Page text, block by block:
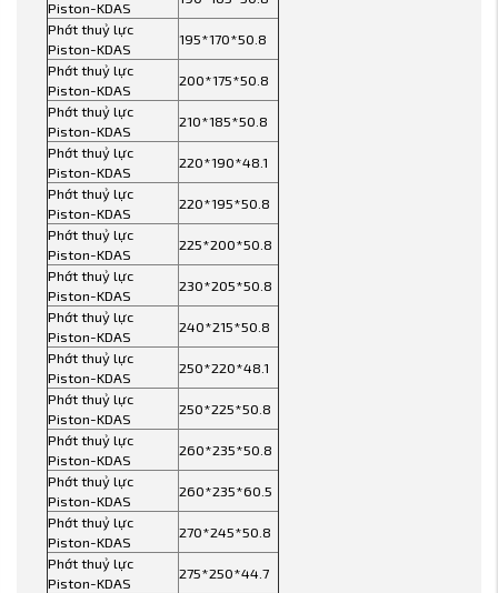
Piston-KDAS
Phớt thuỷ lực
Piston-KDAS
195*170*50.8
Phớt thuỷ lực
Piston-KDAS
200*175*50.8
Phớt thuỷ lực
Piston-KDAS
210*185*50.8
Phớt thuỷ lực
Piston-KDAS
220*190*48.1
Phớt thuỷ lực
Piston-KDAS
220*195*50.8
Phớt thuỷ lực
Piston-KDAS
225*200*50.8
Phớt thuỷ lực
Piston-KDAS
230*205*50.8
Phớt thuỷ lực
Piston-KDAS
240*215*50.8
Phớt thuỷ lực
Piston-KDAS
250*220*48.1
Phớt thuỷ lực
Piston-KDAS
250*225*50.8
Phớt thuỷ lực
Piston-KDAS
260*235*50.8
Phớt thuỷ lực
Piston-KDAS
260*235*60.5
Phớt thuỷ lực
Piston-KDAS
270*245*50.8
Phớt thuỷ lực
Piston-KDAS
275*250*44.7